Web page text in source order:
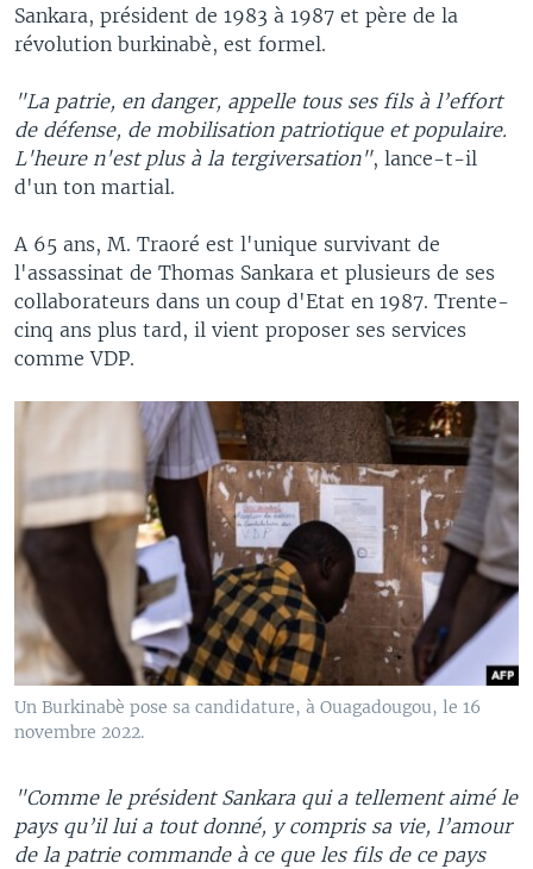
Sankara, président de 1983 à 1987 et père de la
révolution burkinabè, est formel.
"La patrie, en danger, appelle tous ses fils à l’effort
de défense, de mobilisation patriotique et populaire.
L'heure n'est plus à la tergiversation", lance-t-il
d'un ton martial.
A 65 ans, M. Traoré est l'unique survivant de
l'assassinat de Thomas Sankara et plusieurs de ses
collaborateurs dans un coup d'Etat en 1987. Trente-
cinq ans plus tard, il vient proposer ses services
comme VDP.
Un Burkinabè pose sa candidature, à Ouagadougou, le 16
novembre 2022.
"Comme le président Sankara qui a tellement aimé le
pays qu’il lui a tout donné, y compris sa vie, l’amour
de la patrie commande à ce que les fils de ce pays